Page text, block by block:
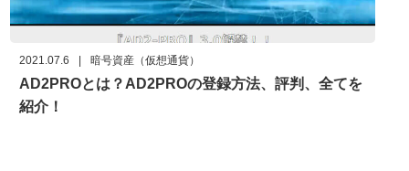
2021.07.6 暗号資産（仮想通貨）
AD2PROとは？AD2PROの登録方法、評判、全てを
紹介！